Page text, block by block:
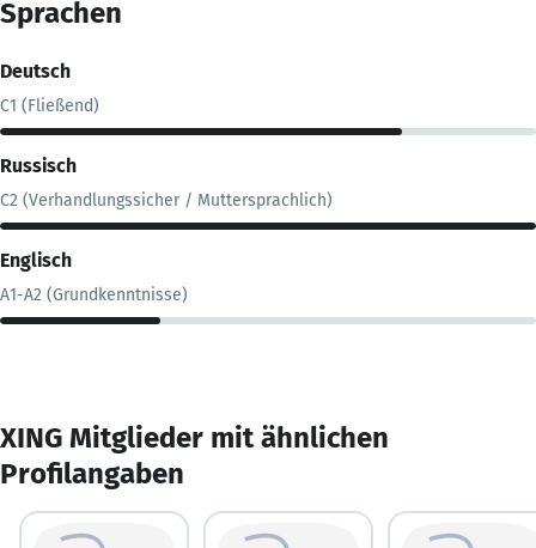
Sprachen
Deutsch
C1 (Fließend)
Russisch
C2 (Verhandlungssicher / Muttersprachlich)
Englisch
A1-A2 (Grundkenntnisse)
XING Mitglieder mit ähnlichen
Profilangaben